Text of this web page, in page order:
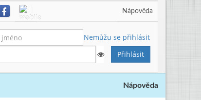
Nápověda
Nemůžu se přihlásit
Nápověda